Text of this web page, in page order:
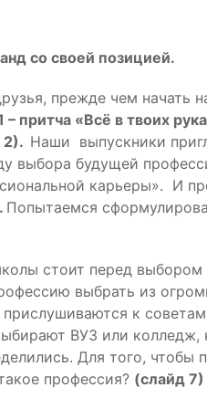
со своей позицией.
прежде чем начать
– притча «Всё в твоих
2). Наши выпускники
выбора будущей
карьеры». И
Попытаемся
стоит перед выбором
выбрать из
к
ВУЗ или
Для того, чтобы
профессия? (слайд 7)